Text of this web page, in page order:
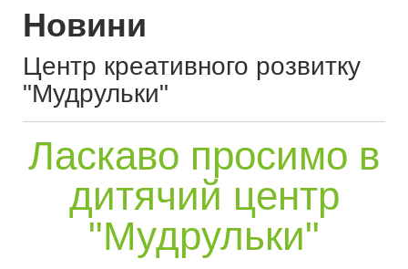
Новини
Центр креативного розвитку
"Мудрульки"
Ласкаво просимо в
дитячий центр
"Мудрульки"